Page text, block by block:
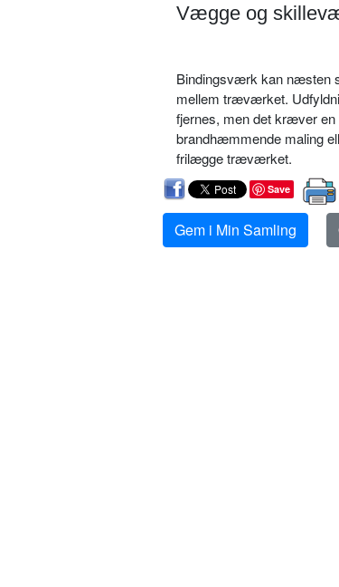
Vægge og
Bindingsværk kan næsten
mellem træværket.
fjernes, men det kræver
brandhæmmende maling
frilægge træværket.
Save
Gem i Min Samling